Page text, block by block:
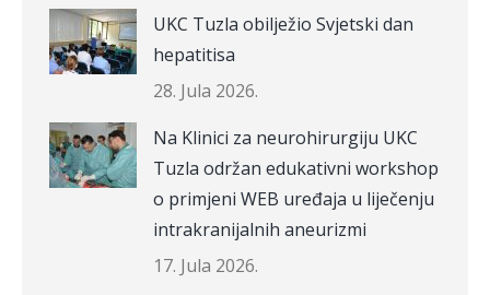
UKC Tuzla obilježio Svjetski dan
hepatitisa
28. Jula 2026.
Na Klinici za neurohirurgiju UKC
Tuzla održan edukativni workshop
o primjeni WEB uređaja u liječenju
intrakranijalnih aneurizmi
17. Jula 2026.